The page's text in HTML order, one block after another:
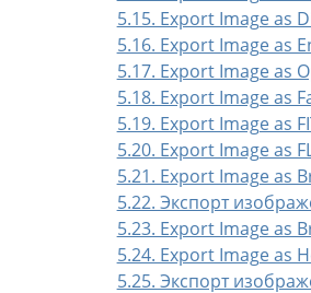
5.15. Export Image as
5.16. Export Image as
5.17. Export Image as
5.18. Export Image as
5.19. Export Image as
5.20. Export Image as
5.21. Export Image as
5.22. Экспорт
5.23. Export Image as
5.24. Export Image as
5.25. Экспорт